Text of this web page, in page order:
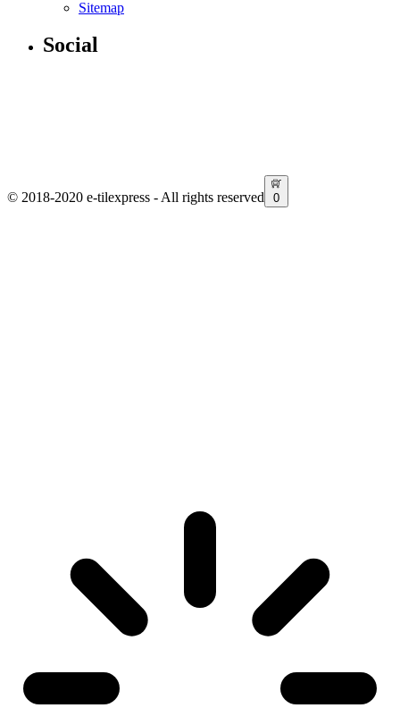
Sitemap
Social
© 2018-2020 e-tilexpress - All rights reserved 0